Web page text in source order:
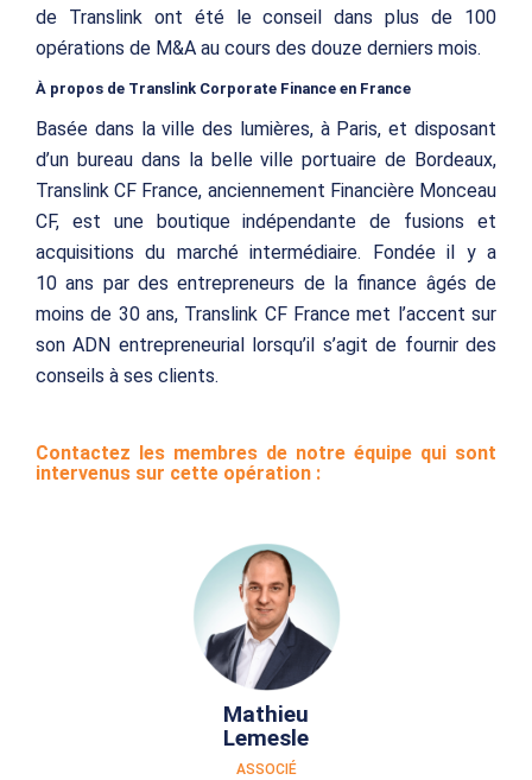
de Translink ont été le conseil dans plus de 100
opérations de M&A au cours des douze derniers mois.
À propos de Translink Corporate Finance en France
Basée dans la ville des lumières, à Paris, et disposant
d’un bureau dans la belle ville portuaire de Bordeaux,
Translink CF France, anciennement Financière Monceau
CF, est une boutique indépendante de fusions et
acquisitions du marché intermédiaire. Fondée il y a
10 ans par des entrepreneurs de la finance âgés de
moins de 30 ans, Translink CF France met l’accent sur
son ADN entrepreneurial lorsqu’il s’agit de fournir des
conseils à ses clients.
Contactez les membres de notre équipe qui sont
intervenus sur cette opération :
Mathieu
Lemesle
ASSOCIÉ